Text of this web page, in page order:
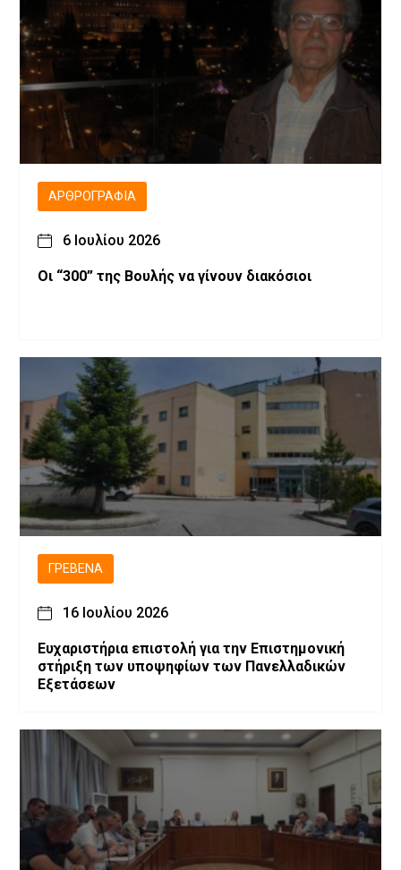
ΑΡΘΡΟΓΡΑΦΊΑ
6 Ιουλίου 2026
Οι “300” της Βουλής να γίνουν διακόσιοι
ΓΡΕΒΕΝΆ
16 Ιουλίου 2026
Ευχαριστήρια επιστολή για την Επιστημονική
στήριξη των υποψηφίων των Πανελλαδικών
Εξετάσεων